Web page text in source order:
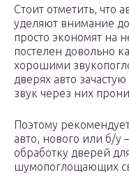
Стоит отметить, что
уделяют внимание
просто экономят на
постелен довольно
хорошими
дверях авто
звук через них
Поэтому
авто, нового или б/у
обработку дверей
шумопоглощающих